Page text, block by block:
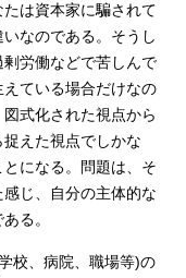
は資本家に騙されて
なのである。そうし
労働などで苦しんで
ている場合だけなの
式化された視点から
えた視点でしかな
になる。問題は、そ
じ、自分の主体的な
る。
校、病院、職場等)の